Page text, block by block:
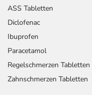
ASS Tabletten
Diclofenac
Ibuprofen
Paracetamol
Regelschmerzen Tabletten
Zahnschmerzen Tabletten